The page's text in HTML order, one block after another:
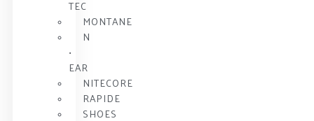
TEC
MONTANE
N
•
EAR
NITECORE
RAPIDE
SHOES